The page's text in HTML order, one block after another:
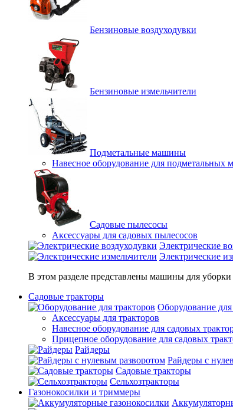
Бензиновые воздуходувки
Бензиновые измельчители
Подметальные машины
Навесное оборудование для подметальных
Садовые пылесосы
Аксессуары для садовых пылесосов
Электрические
Электрические
В этом разделе представлены машины для
Садовые тракторы
Оборудование для
Аксессуары для тракторов
Навесное оборудование для садовых
Прицепное оборудование для садовых
Райдеры
Райдеры с
Садовые тракторы
Сельхозтракторы
Газонокосилки и триммеры